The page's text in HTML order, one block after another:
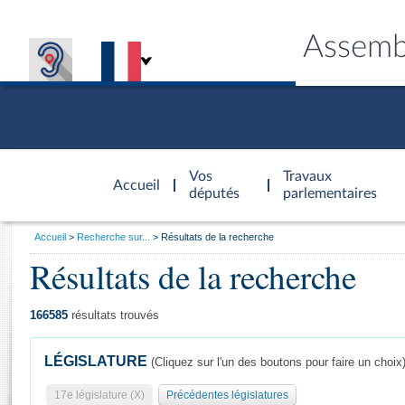
Accueil
d'accueil
Vos
députés
Travaux
parlementaires
Général
Vous
Accueil Recherche sur... Résultats de la recherche
Résultats de la recherche
166585 résultats trouvés
LÉGISLATURE (Cliquez sur l'un des boutons pour faire un choix)
17e législature (X) Précédentes législatures